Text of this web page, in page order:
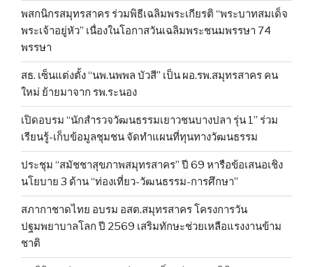
พสกนิกรสมุทรสาคร ร่วมพิธีเฉลิมพระเกียรติ “พระบาทสมเด็จ
พระเจ้าอยู่หัว” เนื่องในโอกาสวันเฉลิมพระชนมพรรษา 74
พรรษา
สธ. เซ็นแต่งตั้ง “นพ.นพพล บัวสี” เป็น ผอ.รพ.สมุทรสาคร คน
ใหม่ ย้ายมาจาก รพ.ระนอง
เปิดอบรม “นักสำรวจวัฒนธรรมเยาวชนบางปลา รุ่น 1” ร่วม
เรียนรู้-เก็บข้อมูลชุมชน จัดทำแผนที่ทุนทางวัฒนธรรม
ประชุม “สมัชชาสุขภาพสมุทรสาคร” ปี 69 หารือข้อเสนอเชิง
นโยบาย 3 ด้าน “ท่องเที่ยว-วัฒนธรรม-การศึกษา”
สภากาชาดไทย อบรม อสต.สมุทรสาคร โครงการวัน
ปฐมพยาบาลโลก ปี 2569 เสริมทักษะช่วยเหลือแรงงานข้าม
ชาติ